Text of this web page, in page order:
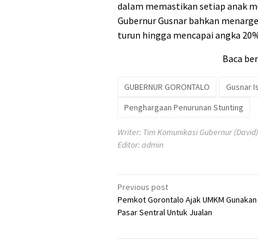
dalam memastikan setiap anak
Gubernur Gusnar bahkan
turun hingga mencapai angka
Baca
GUBERNUR GORONTALO Gusnar
Penghargaan Penurunan Stunting
Writer: Tim Komunikasi Gubernur (David)
Editor: admin
Post
navigation
Previous post
Pemkot Gorontalo Ajak UMKM
Pasar Sentral Untuk Jualan